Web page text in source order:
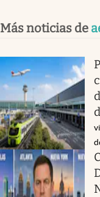
Más noticias de